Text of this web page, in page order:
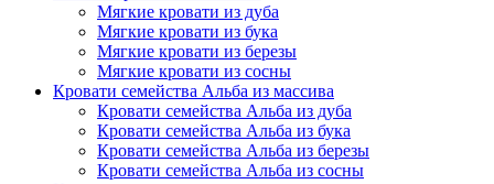
Мягкие кровати из дуба
Мягкие кровати из бука
Мягкие кровати из березы
Мягкие кровати из сосны
Кровати семейства Альба из массива
Кровати семейства Альба из дуба
Кровати семейства Альба из бука
Кровати семейства Альба из березы
Кровати семейства Альба из сосны